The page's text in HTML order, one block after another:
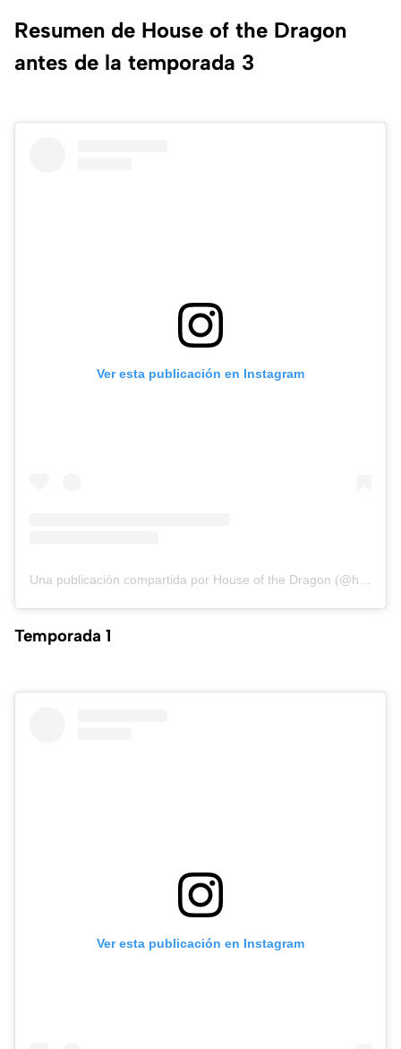
Resumen de House of the Dragon
antes de la temporada 3
Ver esta publicación en Instagram
Temporada 1
Ver esta publicación en Instagram